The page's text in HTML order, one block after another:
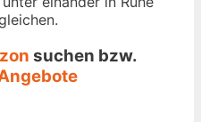
suchen bzw.